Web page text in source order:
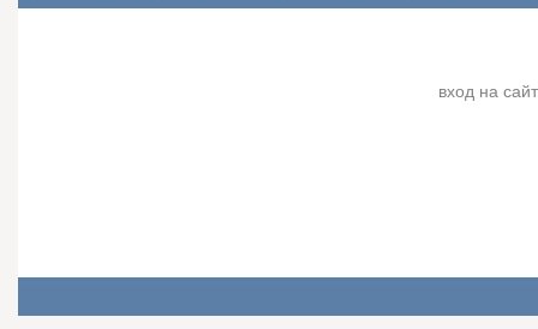
вход на сайт